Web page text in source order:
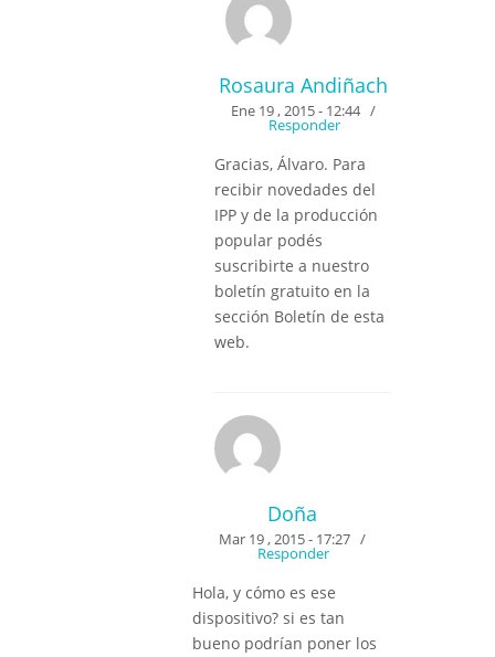
Rosaura Andiñach
Ene 19 , 2015 - 12:44 /
Responder
Gracias, Álvaro. Para
recibir novedades del
IPP y de la producción
popular podés
suscribirte a nuestro
boletín gratuito en la
sección Boletín de esta
web.
Doña
Mar 19 , 2015 - 17:27 /
Responder
Hola, y cómo es ese
dispositivo? si es tan
bueno podrían poner los